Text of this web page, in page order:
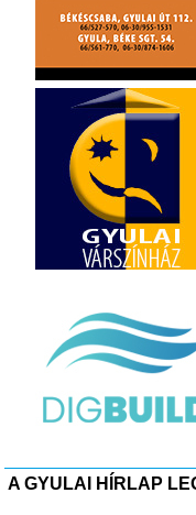
A GYULAI HÍRLAP